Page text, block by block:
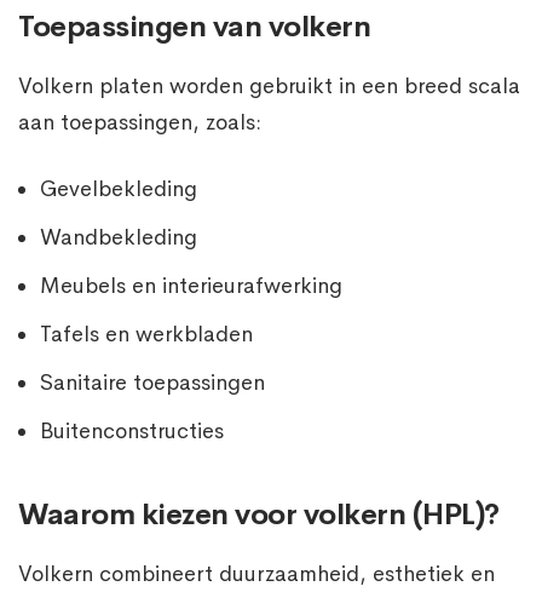
Toepassingen van volkern
Volkern platen worden gebruikt in een breed scala
aan toepassingen, zoals:
Gevelbekleding
Wandbekleding
Meubels en interieurafwerking
Tafels en werkbladen
Sanitaire toepassingen
Buitenconstructies
Waarom kiezen voor volkern (HPL)?
Volkern combineert duurzaamheid, esthetiek en